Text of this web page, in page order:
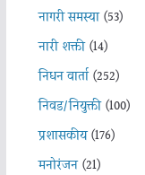
नागरी समस्या(53)
नारी शक्ती(14)
निधन वार्ता(252)
निवड/नियुक्ती(100)
प्रशासकीय(176)
मनोरंजन(21)